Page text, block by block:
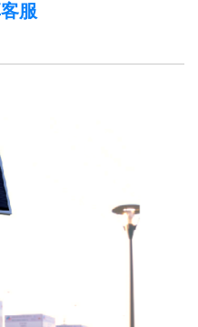
服